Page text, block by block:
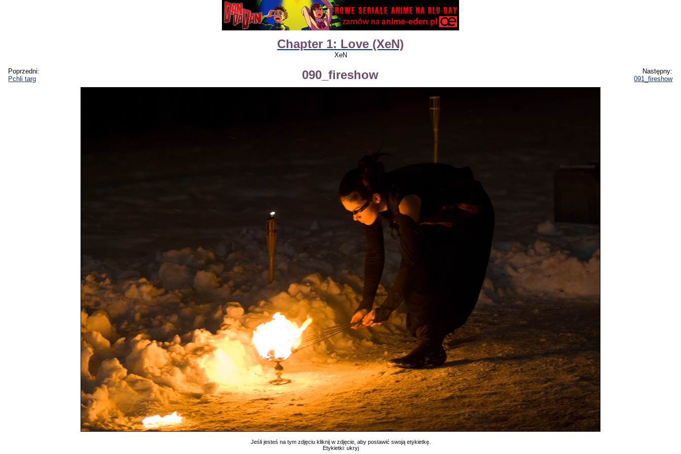
Chapter 1: Love (XeN)
XeN
Poprzedni:
Pchli targ
090_fireshow
Następny:
091_fireshow
Jeśli jesteś na tym zdjęciu kliknij w zdjęcie, aby postawić swoją etykietkę.
Etykietki: ukryj